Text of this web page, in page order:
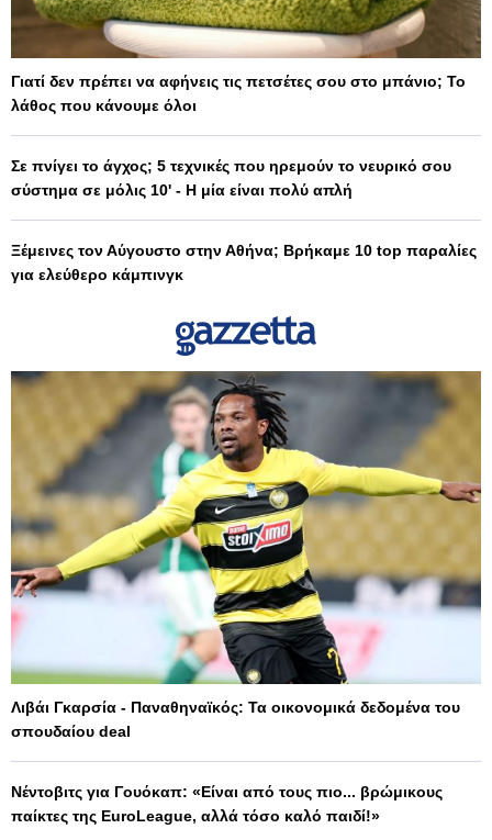
Γιατί δεν πρέπει να αφήνεις τις πετσέτες σου στο μπάνιο; Το
λάθος που κάνουμε όλοι
Σε πνίγει το άγχος; 5 τεχνικές που ηρεμούν το νευρικό σου
σύστημα σε μόλις 10' - Η μία είναι πολύ απλή
Ξέμεινες τον Αύγουστο στην Αθήνα; Βρήκαμε 10 top παραλίες
για ελεύθερο κάμπινγκ
Λιβάι Γκαρσία - Παναθηναϊκός: Τα οικονομικά δεδομένα του
σπουδαίου deal
Νέντοβιτς για Γουόκαπ: «Είναι από τους πιο... βρώμικους
παίκτες της EuroLeague, αλλά τόσο καλό παιδί!»